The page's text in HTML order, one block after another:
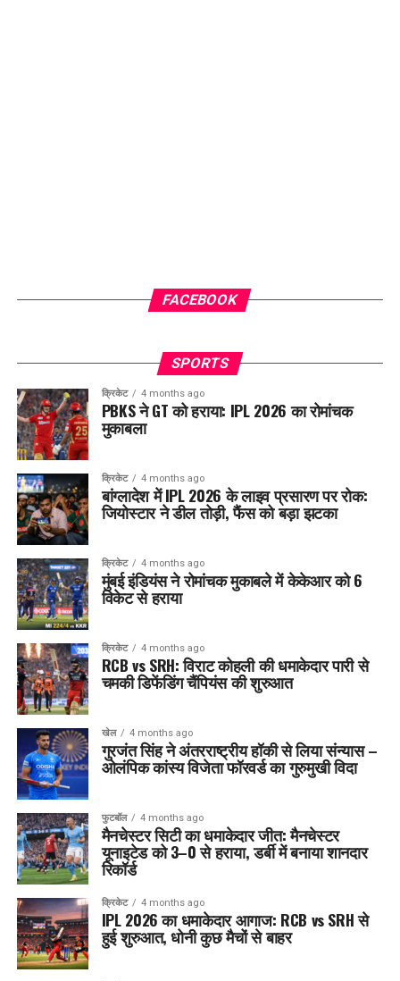
FACEBOOK
SPORTS
क्रिकेट 4 months ago
PBKS ने GT को हराया: IPL 2026 का रोमांचक
मुकाबला
क्रिकेट 4 months ago
बांग्लादेश में IPL 2026 के लाइव प्रसारण पर रोक:
जियोस्टार ने डील तोड़ी, फैंस को बड़ा झटका
क्रिकेट 4 months ago
मुंबई इंडियंस ने रोमांचक मुकाबले में केकेआर को 6
विकेट से हराया
क्रिकेट 4 months ago
RCB vs SRH: विराट कोहली की धमाकेदार पारी से
चमकी डिफेंडिंग चैंपियंस की शुरुआत
खेल 4 months ago
गुरजंत सिंह ने अंतरराष्ट्रीय हॉकी से लिया संन्यास –
ओलंपिक कांस्य विजेता फॉरवर्ड का गुरुमुखी विदा
फुटबॉल 4 months ago
मैनचेस्टर सिटी का धमाकेदार जीत: मैनचेस्टर
यूनाइटेड को 3–0 से हराया, डर्बी में बनाया शानदार
रिकॉर्ड
क्रिकेट 4 months ago
IPL 2026 का धमाकेदार आगाज: RCB vs SRH से
हुई शुरुआत, धोनी कुछ मैचों से बाहर